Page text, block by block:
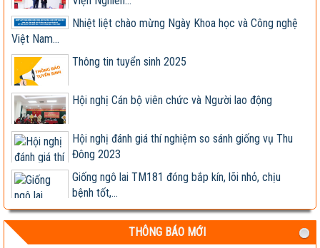
Việt Nam...
Đông 2023
bệnh tốt,...
Hợp tác nghiên cứu, phát triển sản xuất và kinh
doanh các...
Lễ ký kết Biên bản ghi nhớ hợp tác nghiên cứu, phát
THÔNG BÁO MỚI